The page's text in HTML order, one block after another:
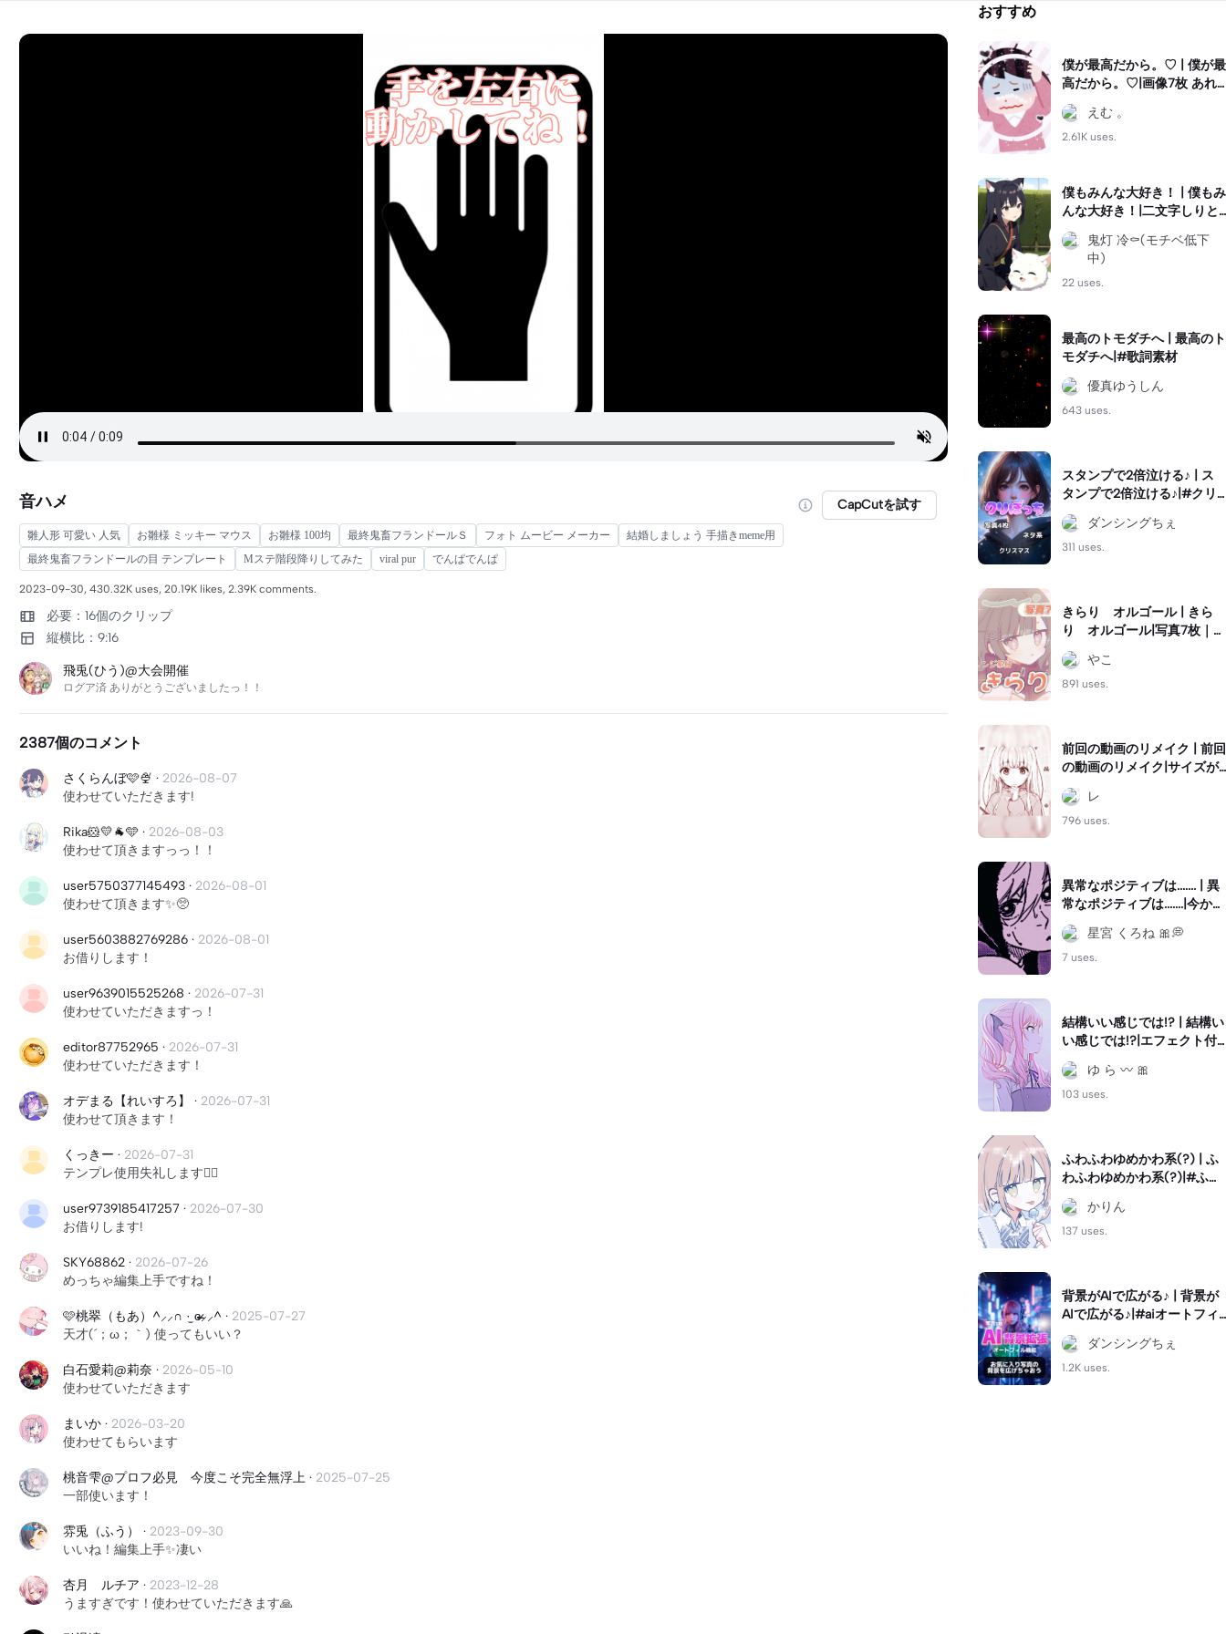
音ハメ CapCutを試す
雛人形 可愛い 人気 お雛様 ミッキー マウス お雛様 100均 最終鬼畜フランドールＳ フォト ムービー メーカー
結婚しましょう 手描きmeme用
最終鬼畜フランドールの目 テンプレート
Mステ階段降りしてみた viral pur でんぱでんぱ
2023-09-30, 430.32K uses, 20.19K likes, 2.39K comments.
必要：16個のクリップ
縦横比：9:16
飛兎(ひう)@大会開催
ログア済 ありがとうございましたっ！！
2387個のコメント
さくらんぼ🩷🍨 · 2026-08-07
使わせていただきます!
Rika🐹💛️🐐🩵 · 2026-08-03
使わせて頂きますっっ！！
user5750377145493 · 2026-08-01
使わせて頂きます✨🥺
user5603882769286 · 2026-08-01
お借りします！
user9639015525268 · 2026-07-31
使わせていただきますっ！
editor87752965 · 2026-07-31
使わせていただきます！
オデまる【れいすろ】 · 2026-07-31
使わせて頂きます！
くっきー · 2026-07-31
テンプレ使用失礼します🙇‍♀️
user9739185417257 · 2026-07-30
お借りします!
SKY68862 · 2026-07-26
めっちゃ編集上手ですね！
🩷桃翠（もあ）^⸝⸝∩ ·̫ ɞ̴̶̷⸝⸝^ · 2025-07-27
天才(´；ω；｀) 使ってもいい？
白石愛莉@莉奈 · 2026-05-10
使わせていただきます
まいか · 2026-03-20
使わせてもらいます
桃音雫@プロフ必見 今度こそ完全無浮上 · 2025-07-25
一部使います！
雰兎（ふう） · 2023-09-30
いいね！編集上手✨凄い
杏月 ルチア · 2023-12-28
うますぎです！使わせていただきます🙏
おすすめ
僕が最高だから。♡ | 僕が最
高だから。♡|画像7枚 あれ
ば作れます!! #推し動画 #推
し紹介にどうぞ #ぜひ使っ
てみてね
えむ 。
2.61K uses.
僕もみんな大好き！ | 僕もみ
んな大好き！|二文字しりと
り
鬼灯 冷⚰️(モチベ低下
中)
22 uses.
最高のトモダチへ | 最高のト
モダチへ|#歌詞素材
優真ゆうしん
643 uses.
スタンプで2倍泣ける♪ | ス
タンプで2倍泣ける♪|#クリ
スマスネタ #クリぼっち #
ネタ系ダンシングちぇ
311 uses.
きらり オルゴール | きら
り オルゴール|写真7枚｜オ
レンジ系統のオルゴール音
ハメ🧡｜#可愛い#音ハメ#
テンプレ
やこ
891 uses.
前回の動画のリメイク | 前回
の動画のリメイク|サイズが
おかしくなっていたのでや
りなおしました。#リメイク
#うーうーうまうま
レ
796 uses.
異常なポジティブは....... | 異
常なポジティブは.......|今から
リクエストのやつ沢山作っ
てくる！！！☺💓みんな応
援して欲しいなぁ、！！！
星宮 くろね 🎀💭
7 uses.
結構いい感じでは!? | 結構い
い感じでは!?|エフェクト付
けすぎたことを反省してい
ますが、後悔はしてません
☆ #キフレ振動#暁山瑞希#
ゆ ら 〰 🎀
103 uses.
ふわふわゆめかわ系(?) | ふ
わふわゆめかわ系(?)|#ふわ
ふわ系#ゆめかわ系
かりん
137 uses.
背景がAIで広がる♪ | 背景が
AIで広がる♪|#aiオートフィ
ル #ai拡張
ダンシングちぇ
1.2K uses.